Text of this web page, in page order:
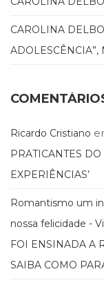
CAROLINA
ADOLESCÊNCIA”,
Ricardo Cristiano
PRATICANTES
EXPERIÊNCIAS’
Romantismo um
nossa felicidade -
FOI ENSINADA A
SAIBA COMO